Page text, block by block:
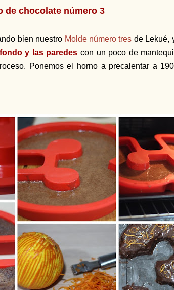
de chocolate número 3
bien nuestro Molde número tres de Lekué,
y las paredes con un poco de
Ponemos el horno a precalentar a